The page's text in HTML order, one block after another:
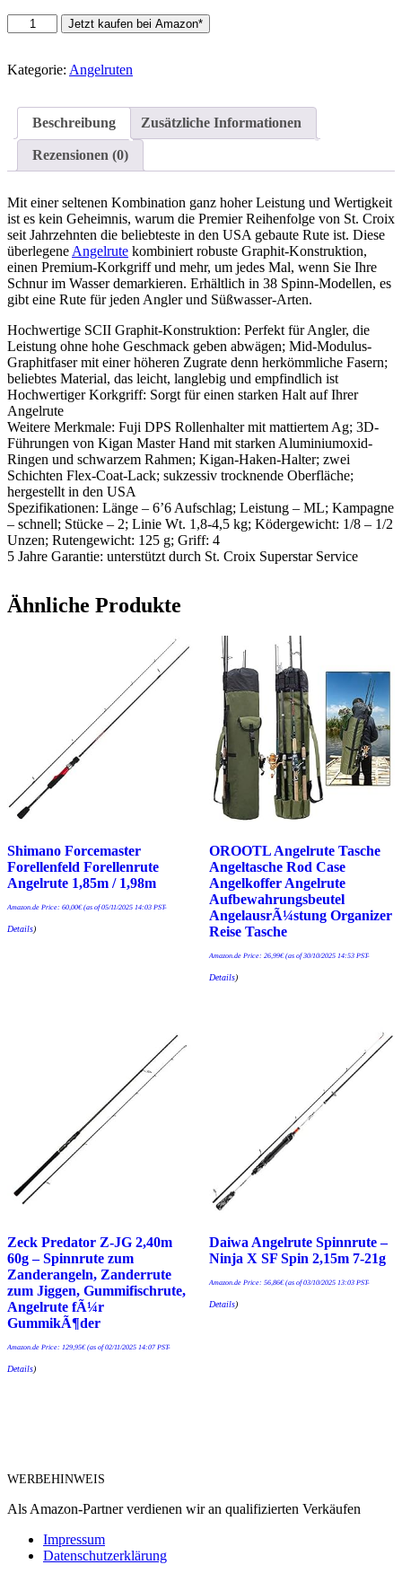
Croix
Premier
Jetzt kaufen bei Amazon*
Kategorie: Angelruten
Beschreibung Zusätzliche Informationen
Rezensionen (0)
Mit einer seltenen Kombination ganz hoher Leistung und Wertigkeit
ist es kein Geheimnis, warum die Premier Reihenfolge von St. Croix
seit Jahrzehnten die beliebteste in den USA gebaute Rute ist. Diese
überlegene Angelrute kombiniert robuste Graphit-Konstruktion,
einen Premium-Korkgriff und mehr, um jedes Mal, wenn Sie Ihre
Schnur im Wasser demarkieren. Erhältlich in 38 Spinn-Modellen, es
gibt eine Rute für jeden Angler und Süßwasser-Arten.
Hochwertige SCII Graphit-Konstruktion: Perfekt für Angler, die
Leistung ohne hohe Geschmack geben abwägen; Mid-Modulus-
Graphitfaser mit einer höheren Zugrate denn herkömmliche Fasern;
beliebtes Material, das leicht, langlebig und empfindlich ist
Hochwertiger Korkgriff: Sorgt für einen starken Halt auf Ihrer
Angelrute
Weitere Merkmale: Fuji DPS Rollenhalter mit mattiertem Ag; 3D-
Führungen von Kigan Master Hand mit starken Aluminiumoxid-
Ringen und schwarzem Rahmen; Kigan-Haken-Halter; zwei
Schichten Flex-Coat-Lack; sukzessiv trocknende Oberfläche;
hergestellt in den USA
Spezifikationen: Länge – 6’6 Aufschlag; Leistung – ML; Kampagne
– schnell; Stücke – 2; Linie Wt. 1,8-4,5 kg; Ködergewicht: 1/8 – 1/2
Unzen; Rutengewicht: 125 g; Griff: 4
5 Jahre Garantie: unterstützt durch St. Croix Superstar Service
Ähnliche Produkte
Shimano Forcemaster
Forellenfeld Forellenrute
Angelrute 1,85m / 1,98m
Amazon.de Price: 60,00€(as of 05/11/2025 14:03 PST-
Details)
OROOTL Angelrute Tasche
Angeltasche Rod Case
Angelkoffer Angelrute
Aufbewahrungsbeutel
AngelausrÃ¼stung Organizer
Reise Tasche
Amazon.de Price: 26,99€(as of 30/10/2025 14:53 PST-
Details)
Zeck Predator Z-JG 2,40m
60g – Spinnrute zum
Zanderangeln, Zanderrute
zum Jiggen, Gummifischrute,
Angelrute fÃ¼r
GummikÃ¶der
Amazon.de Price: 129,95€(as of 02/11/2025 14:07 PST-
Details)
Daiwa Angelrute Spinnrute –
Ninja X SF Spin 2,15m 7-21g
Amazon.de Price: 56,86€(as of 03/10/2025 13:03 PST-
Details)
WERBEHINWEIS
Als Amazon-Partner verdienen wir an qualifizierten Verkäufen
Impressum
Datenschutzerklärung